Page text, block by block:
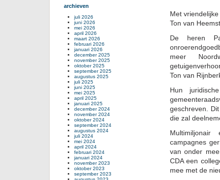
Met
Ton van
De heren
meer
Ton van
Hun
geschreven.
die zal
campagnes
van onder
CDA een
mee met de
archieven
juli 2026
juni 2026
mei 2026
april 2026
maart 2026
februari 2026
januari 2026
december 2025
november 2025
oktober 2025
september 2025
augustus 2025
juli 2025
juni 2025
mei 2025
april 2025
januari 2025
december 2024
november 2024
oktober 2024
september 2024
augustus 2024
juli 2024
mei 2024
april 2024
februari 2024
januari 2024
november 2023
oktober 2023
september 2023